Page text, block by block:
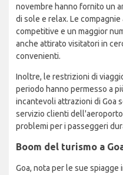
novembre hanno fornito un
di sole e relax. Le
competitive e un maggior
anche attirato visitatori in
convenienti.
Inoltre, le restrizioni di
periodo hanno permesso a
incantevoli attrazioni di Goa
servizio clienti
problemi per i passeggeri
Boom del turismo a
Goa, nota per le sue